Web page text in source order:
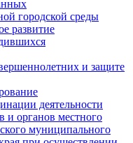
городской среды
развитие
и защите
деятельности
и органов местного
муниципального